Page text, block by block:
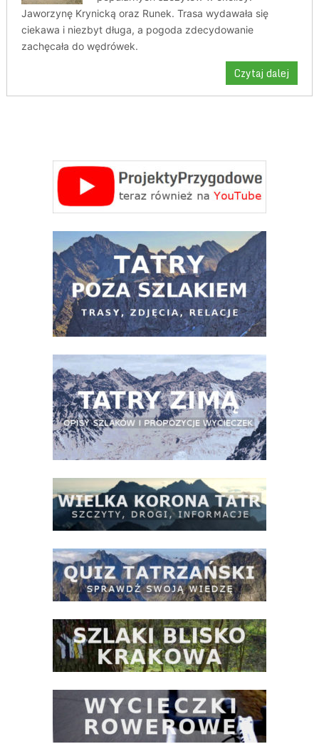
Jaworzynę Krynicką oraz Runek. Trasa wydawała się
ciekawa i niezbyt długa, a pogoda zdecydowanie
zachęcała do wędrówek.
Czytaj dalej